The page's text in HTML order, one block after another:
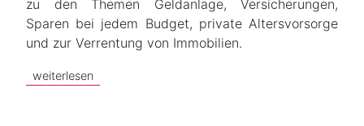
zu den Themen Geldanlage, Versicherungen,
Sparen bei jedem Budget, private Altersvorsorge
und zur Verrentung von Immobilien.
weiterlesen